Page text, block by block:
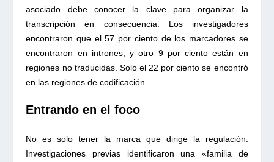
asociado debe conocer la clave para organizar la
transcripción en consecuencia. Los investigadores
encontraron que el 57 por ciento de los marcadores se
encontraron en intrones, y otro 9 por ciento están en
regiones no traducidas. Solo el 22 por ciento se encontró
en las regiones de codificación.
Entrando en el foco
No es solo tener la marca que dirige la regulación.
Investigaciones previas identificaron una «familia de